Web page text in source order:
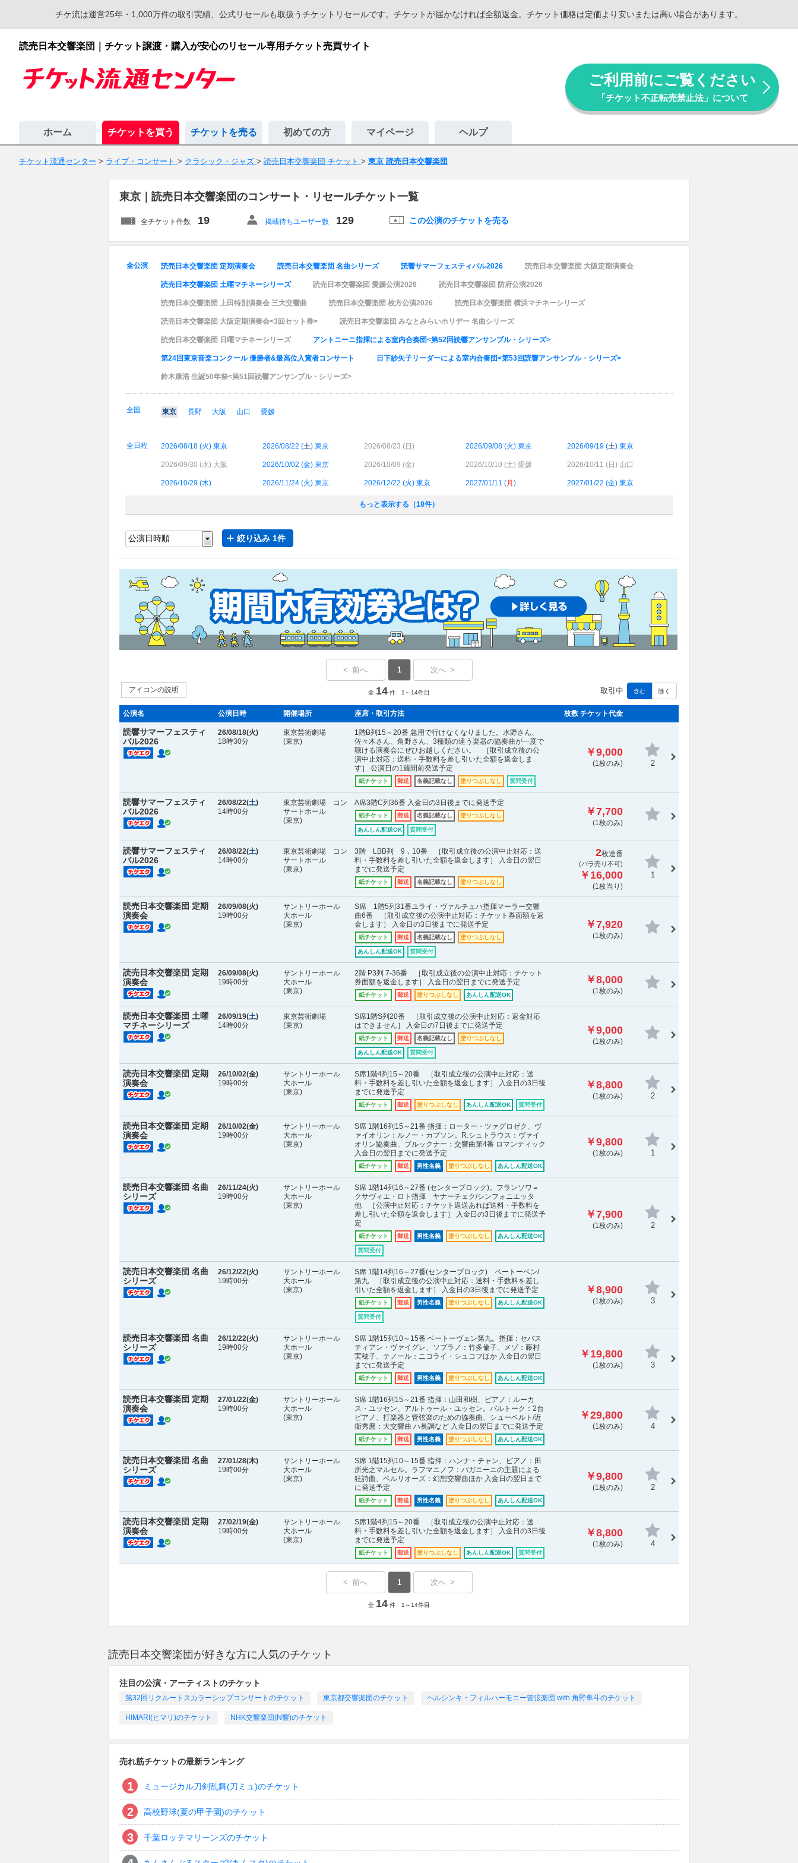
チケ流は運営25年・1,000万件の取引実績、公式リセールも取扱うチケットリセールです。チケットが届かなければ全額返金。チケット価格は定価より安いまたは高い場合があります。
読売日本交響楽団｜チケット譲渡・購入が安心のリセール専用チケット売買サイト
ご利用前にご覧ください
「チケット不正転売禁止法」について
ホーム チケットを買う チケットを売る 初めての方 マイページ ヘルプ
チケット流通センター > ライブ・コンサート > クラシック・ジャズ > 読売日本交響楽団 チケット > 東京 読売日本交響楽団
東京｜読売日本交響楽団のコンサート・リセールチケット一覧
全チケット件数 19 掲載待ちユーザー数 129 この公演のチケットを売る
全公演 読売日本交響楽団 定期演奏会 読売日本交響楽団 名曲シリーズ 読響サマーフェスティバル2026 読売日本交響楽団 大阪定期演奏会
読売日本交響楽団 土曜マチネーシリーズ 読売日本交響楽団 愛媛公演2026 読売日本交響楽団 防府公演2026
読売日本交響楽団 上田特別演奏会 三大交響曲 読売日本交響楽団 枚方公演2026 読売日本交響楽団 横浜マチネーシリーズ
読売日本交響楽団 大阪定期演奏会<3回セット券> 読売日本交響楽団 みなとみらいホリデー 名曲シリーズ
読売日本交響楽団 日曜マチネーシリーズ アントニーニ指揮による室内合奏団<第52回読響アンサンブル・シリーズ>
第24回東京音楽コンクール 優勝者&最高位入賞者コンサート 日下紗矢子リーダーによる室内合奏団<第53回読響アンサンブル・シリーズ>
鈴木康浩 生誕50年祭<第51回読響アンサンブル・シリーズ>
全国 東京 長野 大阪 山口 愛媛
全日程 2026/08/18 (火) 東京 2026/08/22 (土) 東京 2026/08/23 ( 日 ) 2026/09/08 (火) 東京 2026/09/19 (土) 東京
2026/09/30 (水) 大阪 2026/10/02 (金) 東京 2026/10/09 (金) 2026/10/10 (土) 愛媛 2026/10/11 ( 日 ) 山口
2026/10/29 (木) 2026/11/24 (火) 東京 2026/12/22 (火) 東京 2027/01/11 (月 ) 2027/01/22 (金) 東京
もっと表示する（18件）
絞り込み 1件
アイコンの説明 取引中 含む 除く
< 前へ 1 次へ >
全 14 件 1～14件目
公演名 公演日時 開催場所 座席・取引方法 枚数 チケット代金
読響サマーフェスティ
バル2026
26/08/18(火)
18時30分
東京芸術劇場
(東京)
1階B列15～20番 急用で行けなくなりました。水野さん、
佐々木さん、角野さん、3種類の違う楽器の協奏曲が一度で
聴ける演奏会にぜひお越しください。 ［取引成立後の公
演中止対応：送料・手数料を差し引いた全額を返金しま
す］ 公演日の1週間前発送予定
紙チケット 郵送 名義記載なし 塗りつぶしなし 質問受付
￥9,000
(1枚のみ) 2
読響サマーフェスティ
バル2026
26/08/22(土)
14時00分
東京芸術劇場 コン
サートホール
(東京)
A席3階C列36番 入金日の3日後までに発送予定
紙チケット 郵送 名義記載なし 塗りつぶしなし
あんしん配送OK 質問受付
￥7,700
(1枚のみ)
読響サマーフェスティ
バル2026
26/08/22(土)
14時00分
東京芸術劇場 コン
サートホール
(東京)
3階 LBB列 9，10番 ［取引成立後の公演中止対応：送
料・手数料を差し引いた全額を返金します］ 入金日の翌日
までに発送予定
紙チケット 郵送 名義記載なし 塗りつぶしなし
2枚連番
(バラ売り不可)
￥16,000
(1枚当り)
1
読売日本交響楽団 定期
演奏会
26/09/08(火)
19時00分
サントリーホール
大ホール
(東京)
S席 1階5列31番ユライ・ヴァルチュハ指揮マーラー交響
曲6番 ［取引成立後の公演中止対応：チケット券面額を返
金します］ 入金日の3日後までに発送予定
紙チケット 郵送 名義記載なし 塗りつぶしなし
あんしん配送OK 質問受付
￥7,920
(1枚のみ)
読売日本交響楽団 定期
演奏会
26/09/08(火)
19時00分
サントリーホール
大ホール
(東京)
2階 P3列 7-36番 ［取引成立後の公演中止対応：チケット
券面額を返金します］ 入金日の翌日までに発送予定
紙チケット 郵送 塗りつぶしなし あんしん配送OK
￥8,000
(1枚のみ)
読売日本交響楽団 土曜
マチネーシリーズ
26/09/19(土)
14時00分
東京芸術劇場
(東京)
S席1階S列20番 ［取引成立後の公演中止対応：返金対応
はできません］ 入金日の7日後までに発送予定
紙チケット 郵送 名義記載なし 塗りつぶしなし
あんしん配送OK 質問受付
￥9,000
(1枚のみ)
読売日本交響楽団 定期
演奏会
26/10/02(金)
19時00分
サントリーホール
大ホール
(東京)
S席1階4列15～20番 ［取引成立後の公演中止対応：送
料・手数料を差し引いた全額を返金します］ 入金日の3日後
までに発送予定
紙チケット 郵送 塗りつぶしなし あんしん配送OK 質問受付
￥8,800
(1枚のみ) 2
読売日本交響楽団 定期
演奏会
26/10/02(金)
19時00分
サントリーホール
大ホール
(東京)
S席 1階16列15～21番 指揮：ローター・ツァグロゼク、ヴ
ァイオリン：ルノー・カプソン。R.シュトラウス：ヴァイ
オリン協奏曲、ブルックナー：交響曲第4番 ロマンティック
入金日の翌日までに発送予定
紙チケット 郵送 男性名義 塗りつぶしなし あんしん配送OK
￥9,800
(1枚のみ) 1
読売日本交響楽団 名曲
シリーズ
26/11/24(火)
19時00分
サントリーホール
大ホール
(東京)
S席 1階14列16～27番 (センターブロック)。フランソワ＝
クサヴィエ・ロト指揮 ヤナーチェク/シンフォニエッタ
他 ［公演中止対応：チケット返送あれば送料・手数料を
差し引いた全額を返金します］ 入金日の3日後までに発送予
定
紙チケット 郵送 男性名義 塗りつぶしなし あんしん配送OK
質問受付
￥7,900
(1枚のみ) 2
読売日本交響楽団 名曲
シリーズ
26/12/22(火)
19時00分
サントリーホール
大ホール
(東京)
S席 1階14列16～27番(センターブロック) ベートーベン/
第九 ［取引成立後の公演中止対応：送料・手数料を差し
引いた全額を返金します］ 入金日の3日後までに発送予定
紙チケット 郵送 男性名義 塗りつぶしなし あんしん配送OK
質問受付
￥8,900
(1枚のみ) 3
読売日本交響楽団 名曲
シリーズ
26/12/22(火)
19時00分
サントリーホール
大ホール
(東京)
S席 1階15列10～15番 ベートーヴェン第九。指揮：セバス
ティアン・ヴァイグレ、ソプラノ：竹多倫子、メゾ：藤村
実穂子、テノール：ニコライ・シュコフほか 入金日の翌日
までに発送予定
紙チケット 郵送 男性名義 塗りつぶしなし あんしん配送OK
￥19,800
(1枚のみ) 3
読売日本交響楽団 定期
演奏会
27/01/22(金)
19時00分
サントリーホール
大ホール
(東京)
S席 1階16列15～21番 指揮：山田和樹、ピアノ：ルーカ
ス・ユッセン、アルトゥール・ユッセン。バルトーク：2台
ピアノ、打楽器と管弦楽のための協奏曲、シューベルト/近
衛秀麿：大交響曲 ハ長調など 入金日の翌日までに発送予定
紙チケット 郵送 男性名義 塗りつぶしなし あんしん配送OK
￥29,800
(1枚のみ) 4
読売日本交響楽団 名曲
シリーズ
27/01/28(木)
19時00分
サントリーホール
大ホール
(東京)
S席 1階15列10～15番 指揮：ハンナ・チャン、ピアノ：田
所光之マルセル。ラフマニノフ：パガニーニの主題による
狂詩曲、ベルリオーズ：幻想交響曲ほか 入金日の翌日まで
に発送予定
紙チケット 郵送 男性名義 塗りつぶしなし あんしん配送OK
￥9,800
(1枚のみ) 2
読売日本交響楽団 定期
演奏会
27/02/19(金)
19時00分
サントリーホール
大ホール
(東京)
S席1階4列15～20番 ［取引成立後の公演中止対応：送
料・手数料を差し引いた全額を返金します］ 入金日の3日後
までに発送予定
紙チケット 郵送 塗りつぶしなし あんしん配送OK 質問受付
￥8,800
(1枚のみ) 4
< 前へ 1 次へ >
全 14 件 1～14件目
読売日本交響楽団が好きな方に人気のチケット
注目の公演・アーティストのチケット
第32回リクルートスカラーシップコンサートのチケット 東京都交響楽団のチケット ヘルシンキ・フィルハーモニー管弦楽団 with 角野隼斗のチケット
HIMARI(ヒマリ)のチケット NHK交響楽団(N響)のチケット
売れ筋チケットの最新ランキング
ミュージカル刀剣乱舞(刀ミュ)のチケット
高校野球(夏の甲子園)のチケット
千葉ロッテマリーンズのチケット